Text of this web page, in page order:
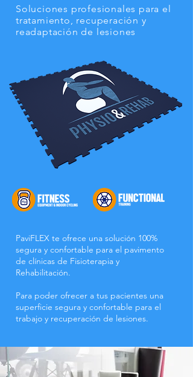
Soluciones profesionales para el
tratamiento, recuperación y
readaptación de lesiones
PaviFLEX te ofrece una solución 100%
segura y confortable para el pavimento
de clínicas de Fisioterapia y
Rehabilitación.
Para poder ofrecer a tus pacientes una
superficie segura y confortable para el
trabajo y recuperación de lesiones.